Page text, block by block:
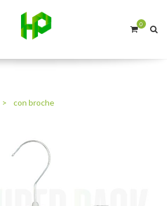
0
> con broche